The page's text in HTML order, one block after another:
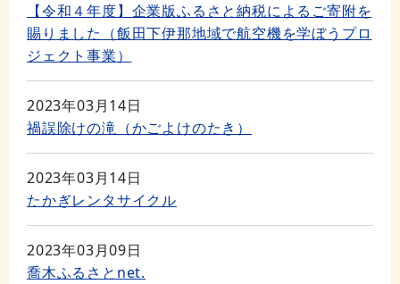
【令和４年度】企業版ふるさと納税によるご寄附を
賜りました（飯田下伊那地域で航空機を学ぼうプロ
ジェクト事業）
2023年03月14日
禍誤除けの滝（かごよけのたき）
2023年03月14日
たかぎレンタサイクル
2023年03月09日
喬木ふるさとnet.